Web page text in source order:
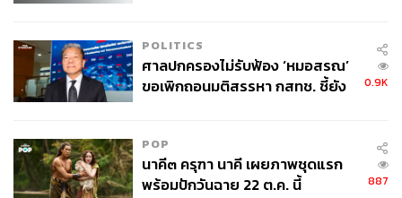
POLITICS
ศาลปกครองไม่รับฟ้อง ‘หมอสรณ’
ขอเพิกถอนมติสรรหา กสทช. ชี้ยัง
0.9K
POP
นาคี๓ ครุฑา นาคี เผยภาพชุดแรก
พร้อมปักวันฉาย 22 ต.ค. นี้
887